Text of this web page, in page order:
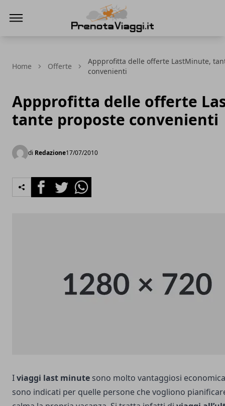
Home Offerte
Appprofitta delle offerte LastMinute,
convenienti
Appprofitta delle offerte
tante proposte convenienti
di Redazione17/07/2010
FacebookTwitterWhatsapp
Iviaggi last minute sono molto vantaggiosi
sono indicati per quelle persone che vogliono